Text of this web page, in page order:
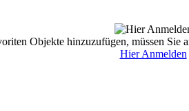
Objekte hinzuzufügen, müssen Sie
Hier Anmelden